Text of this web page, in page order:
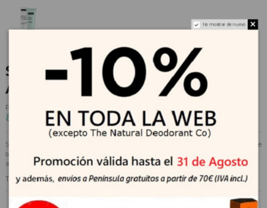
SUAVINEX Bálsamo Pectoral
Aromático 50 ml
Referencia
8,01 € 8,90 € -10%
Suavinex Balsamo Pectoral Aromatico 50ml aplicado con un suave masaje
sobre el tórax, difunde un tranquilizador olor que aporta bienestar y ayuda
a reconfortar al bebé.
Tubo de 50 ml.
No mostrar de nuevo